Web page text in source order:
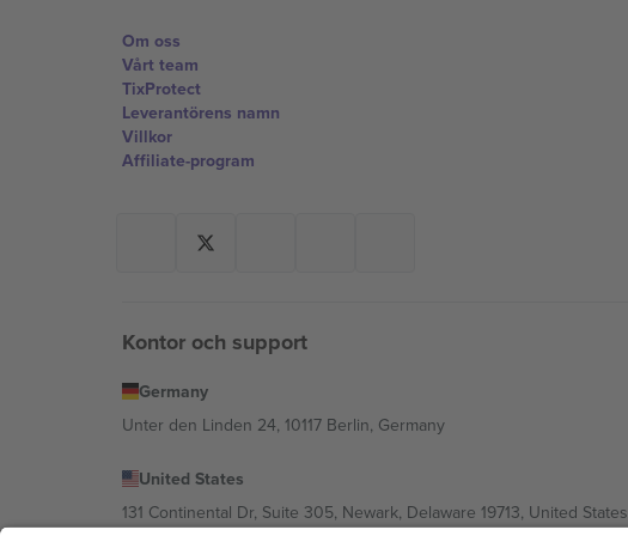
Om oss
Vårt team
TixProtect
Leverantörens namn
Villkor
Affiliate-program
Kontor och support
Germany
Unter den Linden 24, 10117 Berlin, Germany
United States
131 Continental Dr, Suite 305, Newark, Delaware 19713, United States